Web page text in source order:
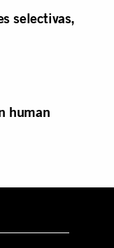
selectivas,
human